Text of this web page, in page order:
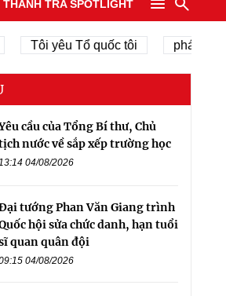
THANH TRA SPOTLIGHT
Tôi yêu Tổ quốc tôi phát triển
cầu của Tổng Bí thư, Chủ
nước về sắp xếp trường học
04/08/2026
tướng Phan Văn Giang trình
hội sửa chức danh, hạn tuổi
quan quân đội
04/08/2026